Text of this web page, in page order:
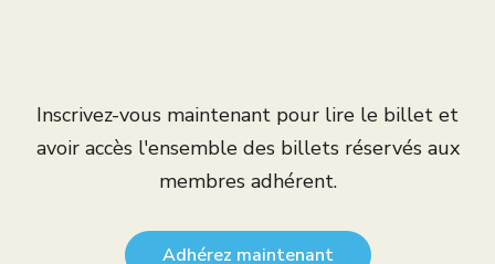
Inscrivez-vous maintenant pour lire le billet et
avoir accès l'ensemble des billets réservés aux
membres adhérent.
Adhérez maintenant